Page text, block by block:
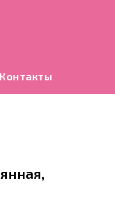
Контакты